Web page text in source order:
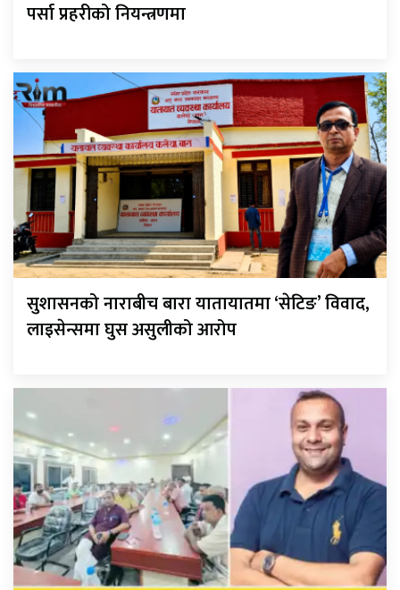
पर्सा प्रहरीको नियन्त्रणमा
सुशासनको नाराबीच बारा यातायातमा ‘सेटिङ’ विवाद,
लाइसेन्समा घुस असुलीको आरोप